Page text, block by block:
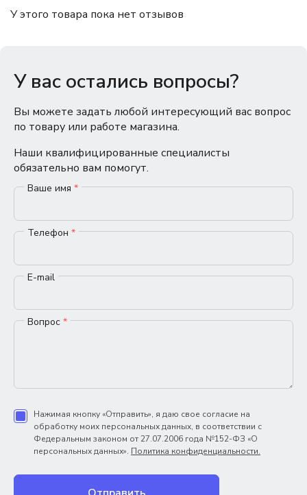
У этого товара пока нет отзывов
У вас остались вопросы?
Вы можете задать любой интересующий вас вопрос
по товару или работе магазина.
Наши квалифицированные специалисты
обязательно вам помогут.
Ваше имя *
Телефон *
E-mail
Вопрос *
Нажимая кнопку «Отправить», я даю свое согласие на
обработку моих персональных данных, в соответствии с
Федеральным законом от 27.07.2006 года №152-ФЗ «О
персональных данных». Политика конфиденциальности.